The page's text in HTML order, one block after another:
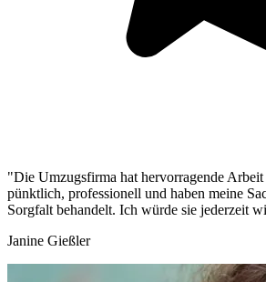
"Die Umzugsfirma hat hervorragende Arbeit
pünktlich, professionell und haben meine
Sorgfalt behandelt. Ich würde sie jederzeit
Janine Gießler